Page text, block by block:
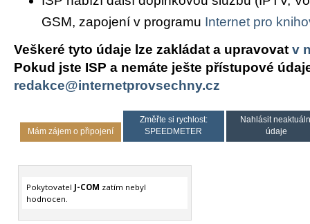
GSM, zapojení v programu Internet pro
Veškeré tyto údaje lze zakládat a upravovat v
Pokud jste ISP a nemáte ješte přístupové
redakce@internetprovsechny.cz
Mám zájem o připojení
Změřte si rychlost:
SPEEDMETER
Nahlásit
údaje
Pokytovatel J-COM zatím nebyl
hodnocen.